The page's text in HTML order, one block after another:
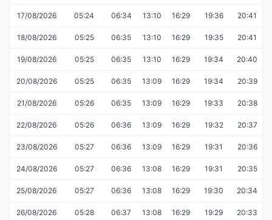
17/08/2026 05:24 06:34 13:10 16:29 19:36 20:41
18/08/2026 05:25 06:35 13:10 16:29 19:35 20:41
19/08/2026 05:25 06:35 13:10 16:29 19:34 20:40
20/08/2026 05:25 06:35 13:09 16:29 19:34 20:39
21/08/2026 05:26 06:35 13:09 16:29 19:33 20:38
22/08/2026 05:26 06:36 13:09 16:29 19:32 20:37
23/08/2026 05:27 06:36 13:09 16:29 19:31 20:36
24/08/2026 05:27 06:36 13:08 16:29 19:31 20:35
25/08/2026 05:27 06:36 13:08 16:29 19:30 20:34
26/08/2026 05:28 06:37 13:08 16:29 19:29 20:33